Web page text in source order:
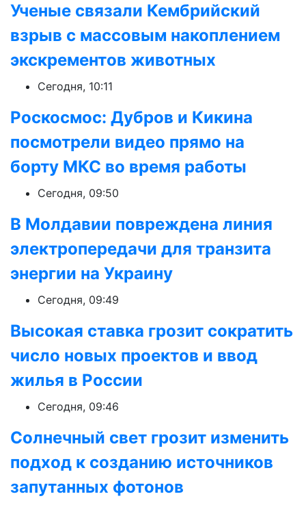
Ученые связали Кембрийский
взрыв с массовым накоплением
экскрементов животных
Сегодня, 10:11
Роскосмос: Дубров и Кикина
посмотрели видео прямо на
борту МКС во время работы
Сегодня, 09:50
В Молдавии повреждена линия
электропередачи для транзита
энергии на Украину
Сегодня, 09:49
Высокая ставка грозит сократить
число новых проектов и ввод
жилья в России
Сегодня, 09:46
Солнечный свет грозит изменить
подход к созданию источников
запутанных фотонов